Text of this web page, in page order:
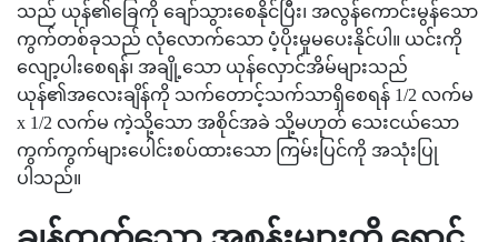
သည် ယုန်၏ခြေကို ချော်သွားစေနိုင်ပြီး၊ အလွန်ကောင်းမွန်သော
ကွက်တစ်ခုသည် လုံလောက်သော ပံ့ပိုးမှုမပေးနိုင်ပါ။ ယင်းကို
လျော့ပါးစေရန်၊ အချို့သော ယုန်လှောင်အိမ်များသည်
ယုန်၏အလေးချိန်ကို သက်တောင့်သက်သာရှိစေရန် 1/2 လက်မ
x 1/2 လက်မ ကဲ့သို့သော အစိုင်အခဲ သို့မဟုတ် သေးငယ်သော
ကွက်ကွက်များပေါင်းစပ်ထားသော ကြမ်းပြင်ကို အသုံးပြု
ပါသည်။